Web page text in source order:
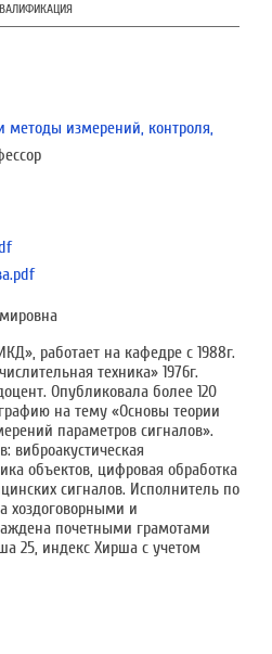
измерений, контроля,
работает на кафедре с 1988г.
техника» 1976г.
Опубликовала более 120
на тему «Основы теории
параметров сигналов».
виброакустическая
объектов, цифровая обработка
сигналов. Исполнитель по
хоздоговорными и
почетными грамотами
25, индекс Хирша с учетом